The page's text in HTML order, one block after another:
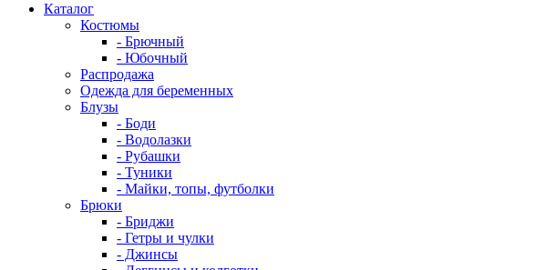
Каталог
Костюмы
- Брючный
- Юбочный
Распродажа
Одежда для беременных
Блузы
- Боди
- Водолазки
- Рубашки
- Туники
- Майки, топы, футболки
Брюки
- Бриджи
- Гетры и чулки
- Джинсы